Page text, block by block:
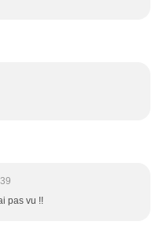
pas vu !!